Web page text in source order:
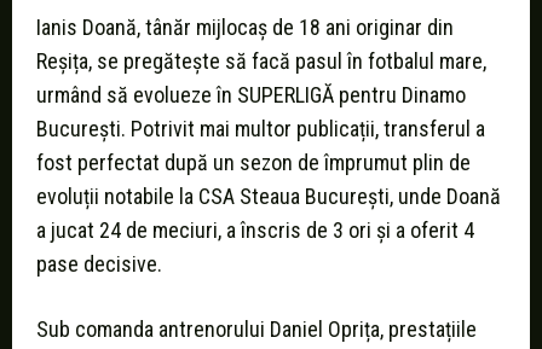
Ianis Doană, tânăr mijlocaș de 18 ani originar din
Reșița, se pregătește să facă pasul în fotbalul mare,
urmând să evolueze în SUPERLIGĂ pentru Dinamo
București. Potrivit mai multor publicații, transferul a
fost perfectat după un sezon de împrumut plin de
evoluții notabile la CSA Steaua București, unde Doană
a jucat 24 de meciuri, a înscris de 3 ori și a oferit 4
pase decisive.
Sub comanda antrenorului Daniel Oprița, prestațiile